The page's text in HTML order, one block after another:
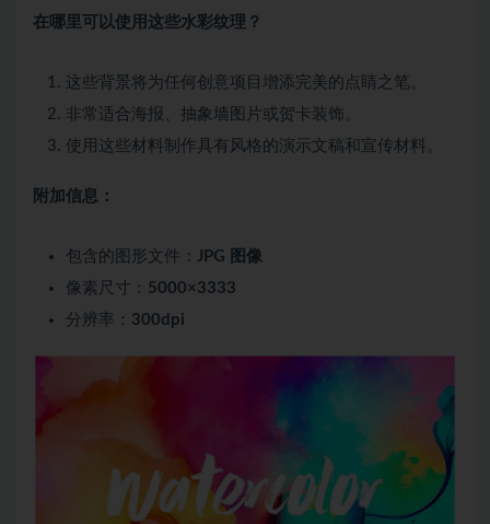
在哪里可以使用这些水彩纹理？
这些背景将为任何创意项目增添完美的点睛之笔。
非常适合海报、抽象墙图片或贺卡装饰。
使用这些材料制作具有风格的演示文稿和宣传材料。
附加信息：
包含的图形文件： JPG 图像
像素尺寸： 5000×3333
分辨率： 300dpi